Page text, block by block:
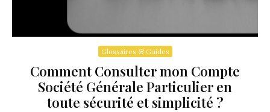
Glossaires & Guides
Comment Consulter mon Compte
Société Générale Particulier en
toute sécurité et simplicité ?